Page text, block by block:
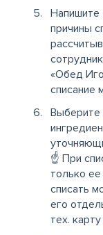
Напишите
причины
«Обед
списание
Выберите
☝️ При
только
списать
его
тех.